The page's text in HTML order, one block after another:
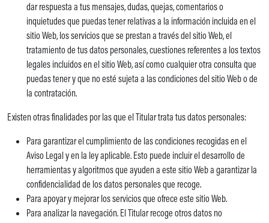
dar respuesta a tus mensajes, dudas, quejas, comentarios o
inquietudes que puedas tener relativas a la información incluida en el
sitio Web, los servicios que se prestan a través del sitio Web, el
tratamiento de tus datos personales, cuestiones referentes a los textos
legales incluidos en el sitio Web, así como cualquier otra consulta que
puedas tener y que no esté sujeta a las condiciones del sitio Web o de
la contratación.
Existen otras finalidades por las que el Titular trata tus datos personales:
Para garantizar el cumplimiento de las condiciones recogidas en el
Aviso Legal y en la ley aplicable. Esto puede incluir el desarrollo de
herramientas y algoritmos que ayuden a este sitio Web a garantizar la
confidencialidad de los datos personales que recoge.
Para apoyar y mejorar los servicios que ofrece este sitio Web.
Para analizar la navegación. El Titular recoge otros datos no